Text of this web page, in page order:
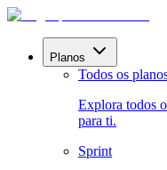
Planos
Todos os
Explora todos
para ti.
Sprint